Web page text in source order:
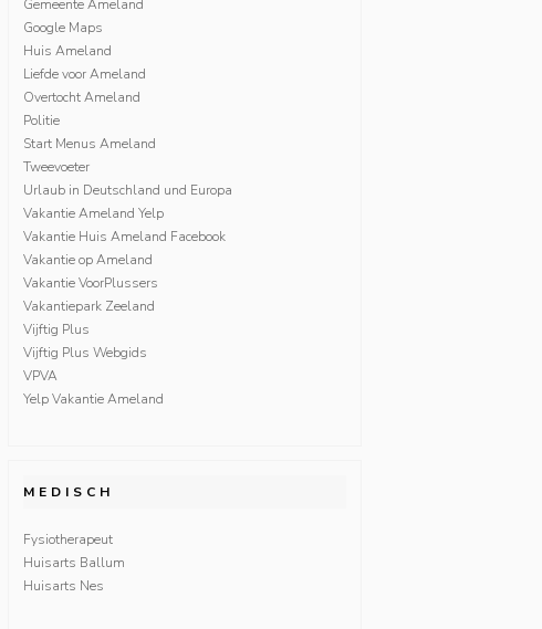
Gemeente Ameland
Google Maps
Huis Ameland
Liefde voor Ameland
Overtocht Ameland
Politie
Start Menus Ameland
Tweevoeter
Urlaub in Deutschland und Europa
Vakantie Ameland Yelp
Vakantie Huis Ameland Facebook
Vakantie op Ameland
Vakantie VoorPlussers
Vakantiepark Zeeland
Vijftig Plus
Vijftig Plus Webgids
VPVA
Yelp Vakantie Ameland
MEDISCH
Fysiotherapeut
Huisarts Ballum
Huisarts Nes